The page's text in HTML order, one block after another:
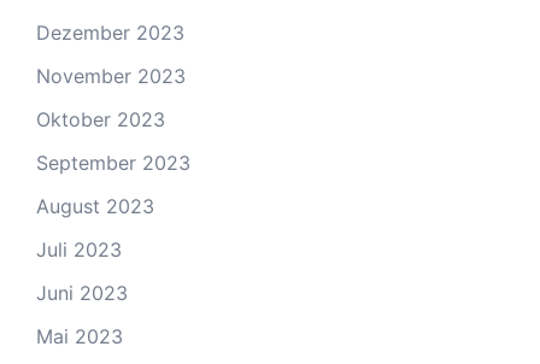
Dezember 2023
November 2023
Oktober 2023
September 2023
August 2023
Juli 2023
Juni 2023
Mai 2023